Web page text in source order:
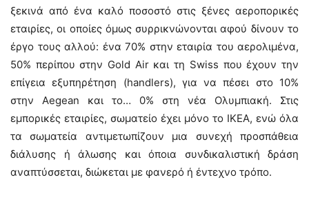
ξεκινά από ένα καλό ποσοστό στις ξένες αεροπορικές
εταιρίες, οι οποίες όμως συρρικνώνονται αφού δίνουν το
έργο τους αλλού: ένα 70% στην εταιρία του αερολιμένα,
50% περίπου στην Gold Air και τη Swiss που έχουν την
επίγεια εξυπηρέτηση (handlers), για να πέσει στο 10%
στην Aegean και το… 0% στη νέα Ολυμπιακή. Στις
εμπορικές εταιρίες, σωματείο έχει μόνο το ΙΚΕΑ, ενώ όλα
τα σωματεία αντιμετωπίζουν μια συνεχή προσπάθεια
διάλυσης ή άλωσης και όποια συνδικαλιστική δράση
αναπτύσσεται, διώκεται με φανερό ή έντεχνο τρόπο.